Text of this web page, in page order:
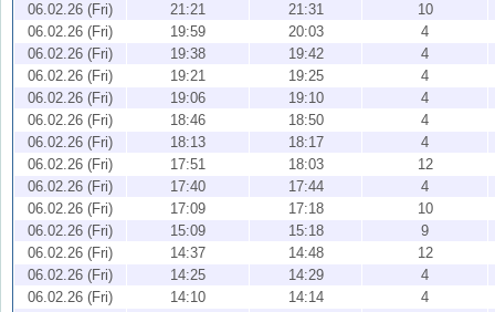
06.02.26 (Fri)
21:21 21:31
10
06.02.26 (Fri)
19:59 20:03
4
06.02.26 (Fri)
19:38 19:42
4
06.02.26 (Fri)
19:21 19:25
4
06.02.26 (Fri)
19:06 19:10
4
06.02.26 (Fri)
18:46 18:50
4
06.02.26 (Fri)
18:13 18:17
4
06.02.26 (Fri)
17:51 18:03
12
06.02.26 (Fri)
17:40 17:44
4
06.02.26 (Fri)
17:09 17:18
10
06.02.26 (Fri)
15:09 15:18
9
06.02.26 (Fri)
14:37 14:48
12
06.02.26 (Fri)
14:25 14:29
4
06.02.26 (Fri)
14:10 14:14
4